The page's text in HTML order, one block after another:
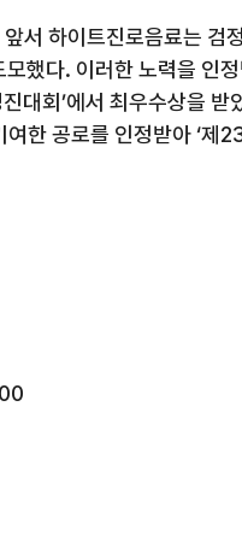
앞서 하이트진로음료는 검
모했다. 이러한 노력을 인
대회’에서 최우수상을 받
한 공로를 인정받아 ‘제